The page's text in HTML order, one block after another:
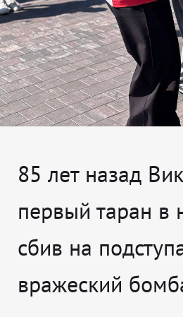
85 лет назад
первый таран
сбив на
вражеский